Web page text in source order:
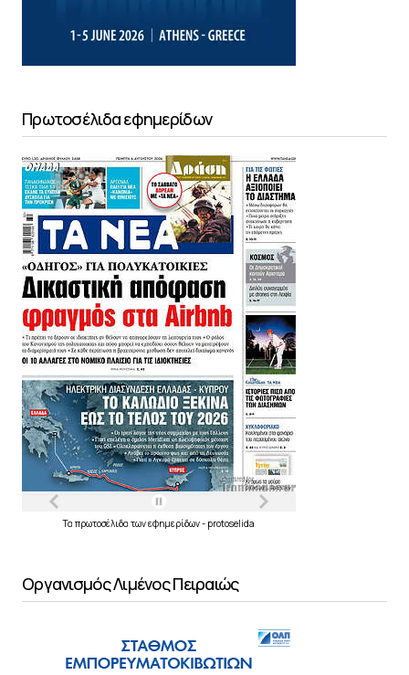
Πρωτοσέλιδα εφημερίδων
Τα πρωτοσέλιδα τωνεφημερίδων- protoselida
Οργανισμός Λιμένος Πειραιώς